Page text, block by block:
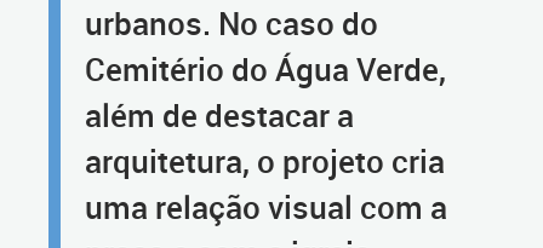
urbanos. No caso do
Cemitério do Água Verde,
além de destacar a
arquitetura, o projeto cria
uma relação visual com a